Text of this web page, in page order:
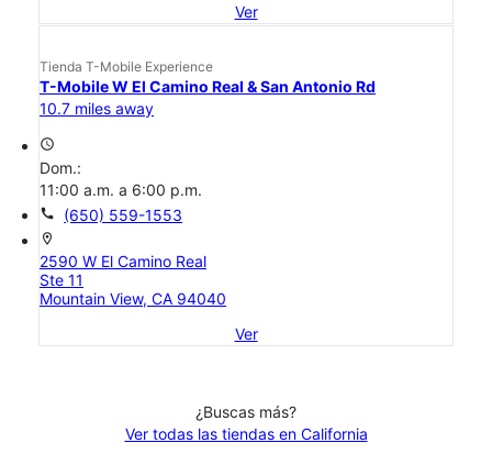
Ver
Tienda T-Mobile Experience
T-Mobile W El Camino Real & San Antonio Rd
10.7 miles away
access_time
Dom.:
11:00 a.m. a 6:00 p.m.
call (650) 559-1553
location_on
2590 W El Camino Real
Ste 11
Mountain View, CA 94040
Ver
¿Buscas más?
Ver todas las tiendas en California